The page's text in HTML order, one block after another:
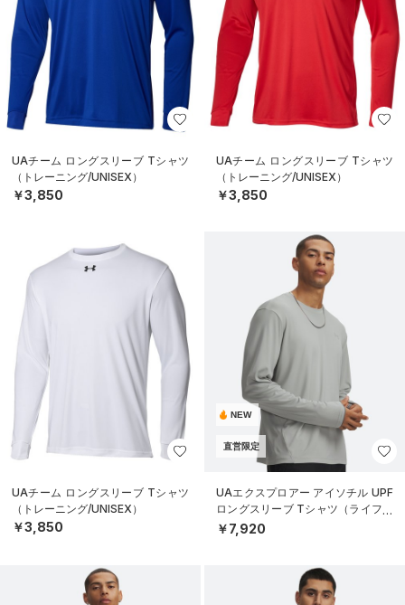
UAチーム ロングスリーブ Tシャツ
（トレーニング/UNISEX）
￥3,850
UAチーム ロングスリーブ Tシャツ
（トレーニング/UNISEX）
￥3,850
UAチーム ロングスリーブ Tシャツ
（トレーニング/UNISEX）
￥3,850
NEW
直営限定
UAエクスプロアー アイソチル UPF
ロングスリーブ Tシャツ（ライフス
タイル/MEN）
￥7,920